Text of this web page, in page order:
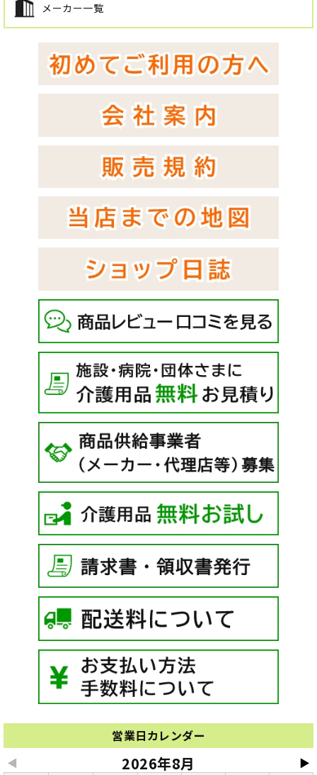
メーカー一覧
営業日カレンダー
◀ ▶
2026年8月